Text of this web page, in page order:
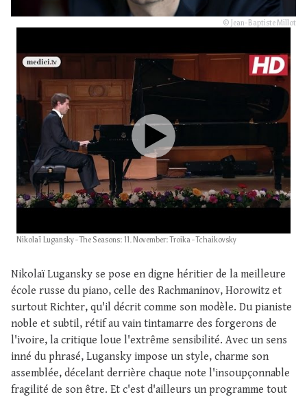
© Jean-Baptiste Millot
Nikolaï Lugansky - The Seasons: 11. November: Troika - Tchaikovsky
Nikolaï Lugansky se pose en digne héritier de la meilleure
école russe du piano, celle des Rachmaninov, Horowitz et
surtout Richter, qu'il décrit comme son modèle. Du pianiste
noble et subtil, rétif au vain tintamarre des forgerons de
l'ivoire, la critique loue l'extrême sensibilité. Avec un sens
inné du phrasé, Lugansky impose un style, charme son
assemblée, décelant derrière chaque note l'insoupçonnable
fragilité de son être. Et c'est d'ailleurs un programme tout